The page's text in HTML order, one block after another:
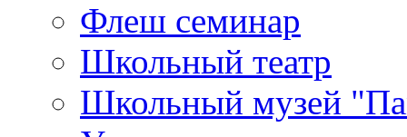
Флеш семинар
Школьный театр
Школьный музей